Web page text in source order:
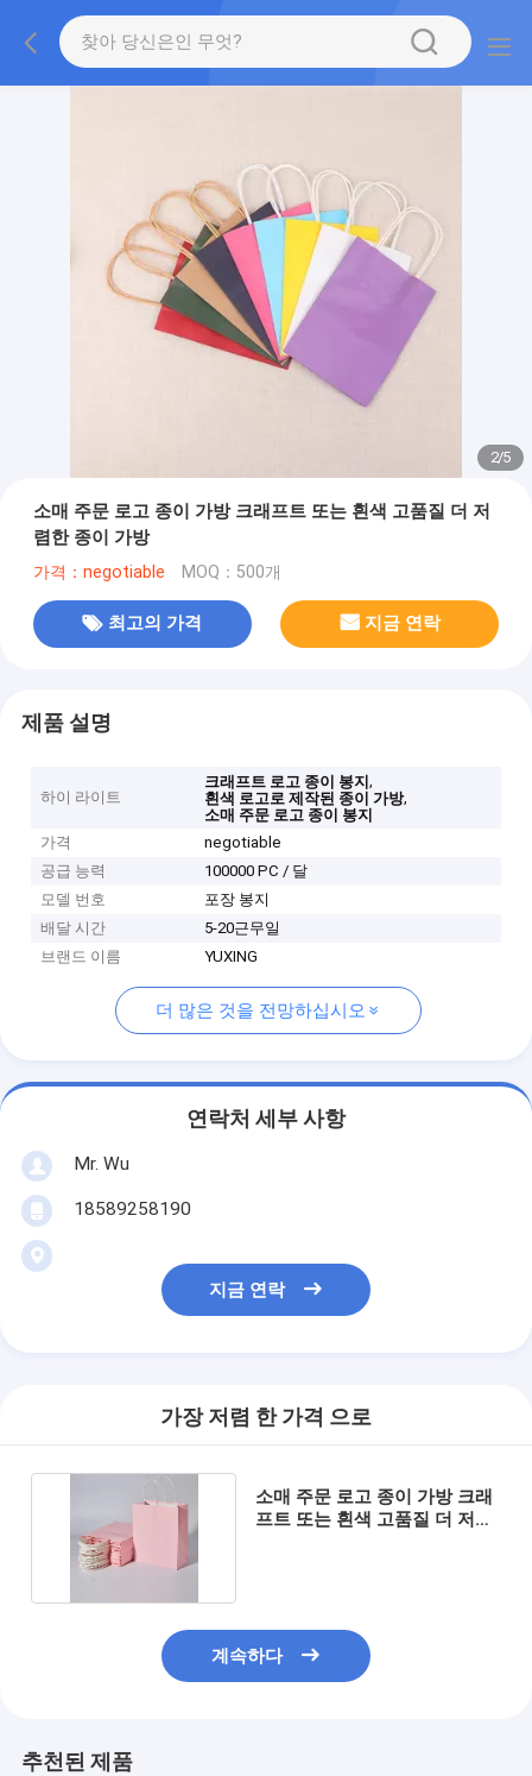
2/5
소매 주문 로고 종이 가방 크래프트 또는 흰색 고품질 더 저
렴한 종이 가방
가격：negotiable MOQ：500개
최고의 가격 지금 연락
제품 설명
하이 라이트
크래프트 로고 종이 봉지,
흰색 로고로 제작된 종이 가방,
소매 주문 로고 종이 봉지
가격
negotiable
공급 능력
100000 PC / 달
모델 번호
포장 봉지
배달 시간
5-20근무일
브랜드 이름
YUXING
더 많은 것을 전망하십시오
연락처 세부 사항
Mr. Wu
18589258190
지금 연락
가장 저렴 한 가격 으로
소매 주문 로고 종이 가방 크래
프트 또는 흰색 고품질 더 저렴
계속하다
추천된 제품